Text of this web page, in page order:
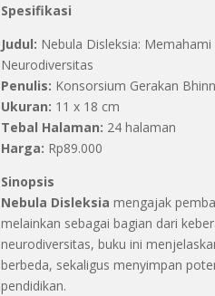
Spesifikasi
Judul: Nebula Disleksia:
Neurodiversitas
Penulis: Konsorsium Gerakan
Ukuran: 11 x 18 cm
Tebal Halaman: 24 halaman
Harga: Rp89.000
Sinopsis
Nebula Disleksia mengajak
melainkan sebagai bagian dari
neurodiversitas, buku ini
berbeda, sekaligus menyimpan
pendidikan.